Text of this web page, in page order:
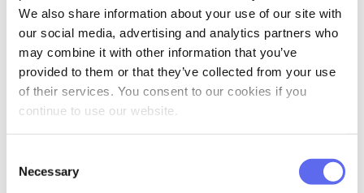
We also share information about your use of our site with
our social media, advertising and analytics partners who
may combine it with other information that you’ve
provided to them or that they’ve collected from your use
of their services. You consent to our cookies if you
continue to use our website.
Selection
Necessary
Approval Studio est un outil collaboratif
qui rationalise l’examen et l’approbation
du contenu créatif et présente un certain
nombre de différences significatives par
rapport à Ziflow. Ils sont évidents dès
l’instant où vous vous connectez au
système.